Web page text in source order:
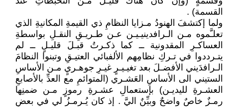
القسمة) .
ولما إكتشفَ الهنودُ مـزايا النظامِ ذي القيمةِ المكانيةِ الذي
تعلـَّموه مـن الـرافدينيـيـن عـن طـريـقِ النقـلِ بواسطةِ
العساكـرِ المقدونية ــ كما ذكـرتُ قبـلَ قليـلٍ ــ لم
يتـرددوا في تـركِ نظامِهم الألفبائي العتيـقِ وتبنوا النظامَ
الـرافدَيني الأفضـلَ بعد تغيـيـرٍ غيـرِ جوهـريٍ مـن الأساسِ
الستيني الى الأساسِ العَشـري (المتوائمِ مع العدِّ بالأصابعِ
العشـرةِ لليديـن) بإستعمالِ عشـرةِ رموزٍ مـن ضمنِها
رمـزٌ خاصٌ واضحٌ وبيِّنٌ اليَّ . إذ كان يُـرمـزُ لي في بعضِ